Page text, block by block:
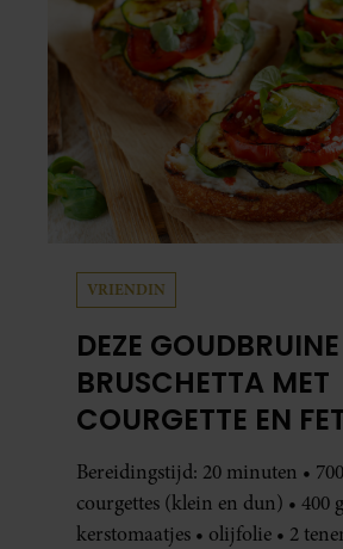
VRIENDIN
DEZE GOUDBRUINE
BRUSCHETTA MET
COURGETTE EN
JE METEEN MAKEN
Bereidingstijd: 20 minuten •
courgettes (klein en dun) • 400 g
kerstomaatjes • olijfolie • 2